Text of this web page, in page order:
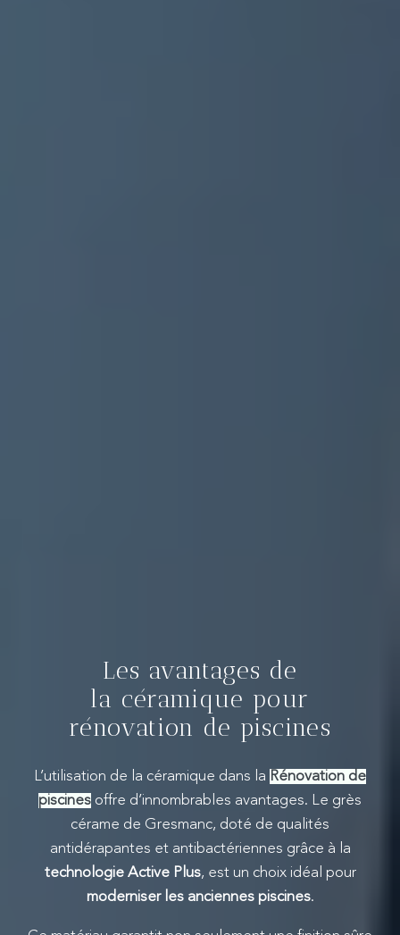
Les avantages de
la céramique pour
rénovation de piscines
L’utilisation de la céramique dans la Rénovation de
piscines offre d’innombrables avantages. Le grès
cérame de Gresmanc, doté de qualités
antidérapantes et antibactériennes grâce à la
technologie Active Plus, est un choix idéal pour
moderniser les anciennes piscines.